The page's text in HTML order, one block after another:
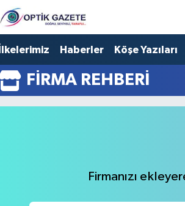
İlkelerimiz Haberler Köşe Yazıları
FIRMA REHBERI
Firmanızı
Vakitleri
Durumu ve Fikstür